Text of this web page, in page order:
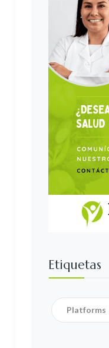
Etiquetas
Platforms